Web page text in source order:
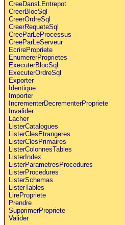
CreeDansLEntrepot
CreerBlocSql
CreerOrdreSql
CreerRequeteSql
CreeParLeProcessus
CreeParLeServeur
EcrirePropriete
EnumererProprietes
ExecuterBlocSql
ExecuterOrdreSql
Exporter
Identique
Importer
IncrementerDecrementerPropriete
Invalider
Lacher
ListerCatalogues
ListerClesEtrangeres
ListerClesPrimaires
ListerColonnesTables
ListerIndex
ListerParametresProcedures
ListerProcedures
ListerSchemas
ListerTables
LirePropriete
Prendre
SupprimerPropriete
Valider